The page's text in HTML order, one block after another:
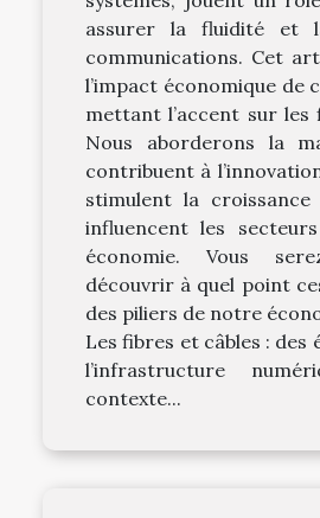
assurer la fluidité et
communications. Cet
l’impact économique de
mettant l’accent sur les
Nous aborderons la
contribuent à
stimulent la croissance
influencent les
économie. Vous
découvrir à quel point
des piliers de notre
Les fibres et câbles : des
l’infrastructure
contexte...